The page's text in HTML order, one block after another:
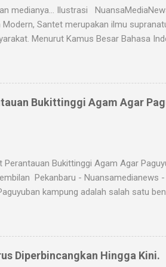
medianya... Ilustrasi
Santet merupakan ilmu
Menurut Kamus Besar Bahasa
supranatural dari paranormal.
orang lain. Banyak medium yang
boneka, dupa, kembang, paku,
para dukun atau 'orang pintar' yang
dukun santet mengirimkan makhluk
Bukittinggi Agam Agar
Perantauan Bukittinggi Agam Agar
Pekanbaru - Nuansamedianews
kampung adalah salah satu
di Ketuai AKBP (pur) Darien
keluarga Bukittinggi,Agam (IKBA) di
pemuka masyarakat Bukittinggi, Agam
banyaknya permintaan masyarakat di
Diperbincangkan Hingga Kini.